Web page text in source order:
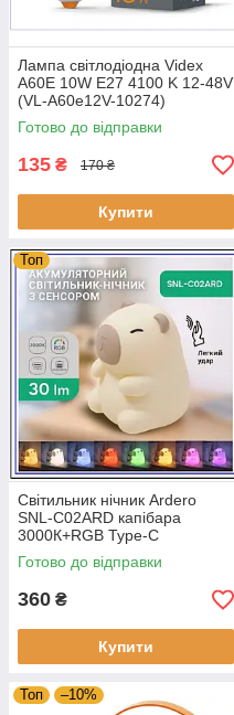
Лампа світлодіодна Videx
A60Е 10W E27 4100 K 12-48V
(VL-A60e12V-10274)
Готово до відправки
135 ₴ 170 ₴
Купити
Топ
Світильник нічник Ardero
SNL-C02ARD капібара
3000К+RGB Type-C
(акумуляторний світильник)
Готово до відправки
360 ₴
Купити
Топ –10%